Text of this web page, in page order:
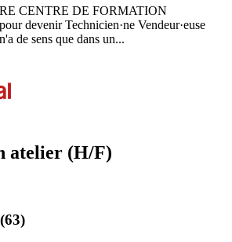
CENTRE DE FORMATION
devenir Technicien·ne Vendeur·euse
de sens que dans un...
atelier (H/F)